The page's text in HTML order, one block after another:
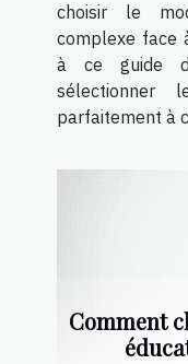
choisir le
complexe face
à ce guide
sélectionner
parfaitement à
Comment